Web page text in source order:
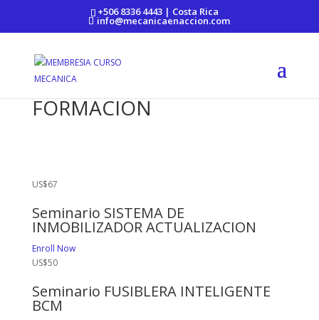
https://mecanicaenaccion.com/+506 8336 4443 | Costa Rica
info@mecanicaenaccion.com
FORMACION
US$67
Seminario SISTEMA DE
INMOBILIZADOR ACTUALIZACION
Enroll Now
US$50
Seminario FUSIBLERA INTELIGENTE
BCM